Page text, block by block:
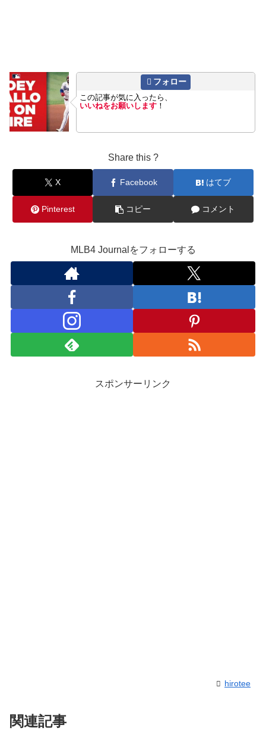
フォロー
この記事が気に入ったら、
いいねをお願いします ！
Share this ?
X Facebook はてブ
Pinterest コピー コメント
MLB4 Journalをフォローする
スポンサーリンク
hirotee
関連記事